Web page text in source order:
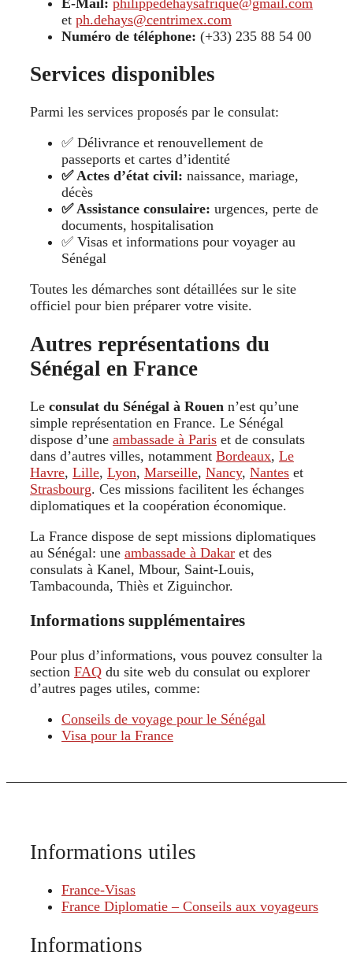
et ph.dehays@centrimex.com
Numéro de téléphone: (+33) 235 88 54 00
Services disponibles
Parmi les services proposés par le consulat:
✅ Délivrance et renouvellement de
passeports et cartes d’identité
✅ Actes d’état civil: naissance, mariage,
décès
✅ Assistance consulaire: urgences, perte de
documents, hospitalisation
✅ Visas et informations pour voyager au
Sénégal
Toutes les démarches sont détaillées sur le site
officiel pour bien préparer votre visite.
Autres représentations du
Sénégal en France
Le consulat du Sénégal à Rouen n’est qu’une
simple représentation en France. Le Sénégal
dispose d’une ambassade à Paris et de consulats
dans d’autres villes, notamment Bordeaux, Le
Havre, Lille, Lyon, Marseille, Nancy, Nantes et
Strasbourg. Ces missions facilitent les échanges
diplomatiques et la coopération économique.
La France dispose de sept missions diplomatiques
au Sénégal: une ambassade à Dakar et des
consulats à Kanel, Mbour, Saint-Louis,
Tambacounda, Thiès et Ziguinchor.
Informations supplémentaires
Pour plus d’informations, vous pouvez consulter la
section FAQ du site web du consulat ou explorer
d’autres pages utiles, comme:
Conseils de voyage pour le Sénégal
Visa pour la France
Informations utiles
France-Visas
France Diplomatie – Conseils aux voyageurs
Informations